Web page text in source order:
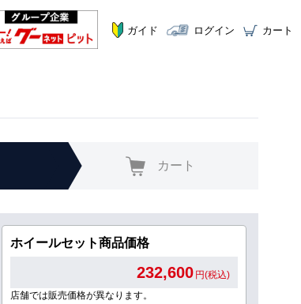
ガイド ログイン カート
カート
ホイールセット商品価格
232,600 円(税込)
店舗では販売価格が異なります。